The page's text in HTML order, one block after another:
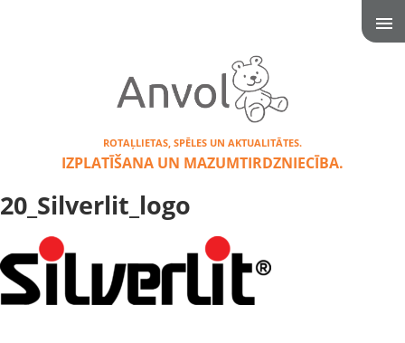
ROTAĻLIETAS, SPĒLES UN AKTUALITĀTES.
IZPLATĪŠANA UN MAZUMTIRDZNIECĪBA.
20_Silverlit_logo